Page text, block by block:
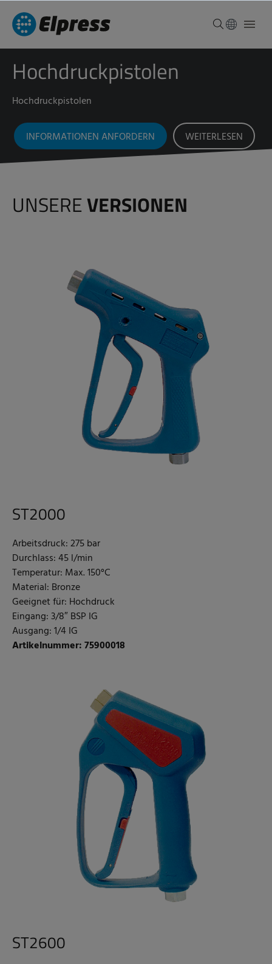
Hochdruckpistolen
Hochdruckpistolen
INFORMATIONEN ANFORDERN WEITERLESEN
UNSEREVERSIONEN
ST2000
Arbeitsdruck: 275 bar
Durchlass: 45 l/min
Temperatur: Max. 150°C
Material: Bronze
Geeignet für: Hochdruck
Eingang: 3/8″ BSP IG
Ausgang: 1/4 IG
Artikelnummer: 75900018
ST2600